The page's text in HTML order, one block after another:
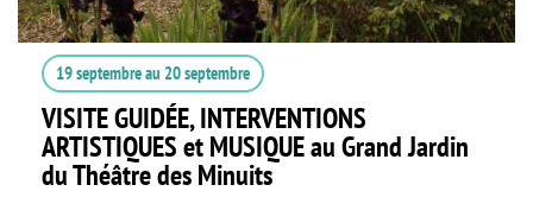
19 septembreau 20 septembre
VISITE GUIDÉE, INTERVENTIONS
ARTISTIQUES et MUSIQUE au Grand Jardin
du Théâtre des Minuits